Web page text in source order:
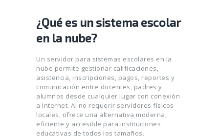
¿Qué es un sistema escolar
en la nube?
Un servidor para sistemas escolares en la
nube permite gestionar calificaciones,
asistencia, inscripciones, pagos, reportes y
comunicación entre docentes, padres y
alumnos desde cualquier lugar con conexión
a Internet. Al no requerir servidores físicos
locales, ofrece una alternativa moderna,
eficiente y accesible para instituciones
educativas de todos los tamaños.